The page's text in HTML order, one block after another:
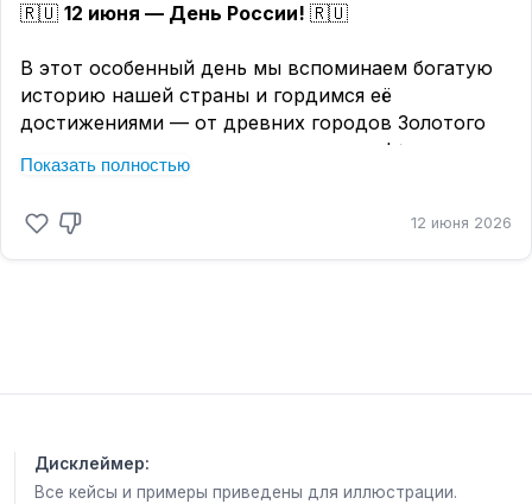
🇷🇺 12 июня — День России! 🇷🇺
В этот особенный день мы вспоминаем богатую
историю нашей страны и гордимся её
достижениями — от древних городов Золотого
кольца до современных мегаполисов! ✨
живописных берегов Чёрного моря 🌊, от
заснеженных горных вершин ⛰ до уютных улочек
традиций, объединённых одной судьбой и одной
— в шумном городе или тихом селе, — помните:
мы одна большая семья, и в этом наша сила! 💪
Показать полностью
12 июня 2026
Дисклеймер:
Все кейсы и примеры приведены для иллюстрации.